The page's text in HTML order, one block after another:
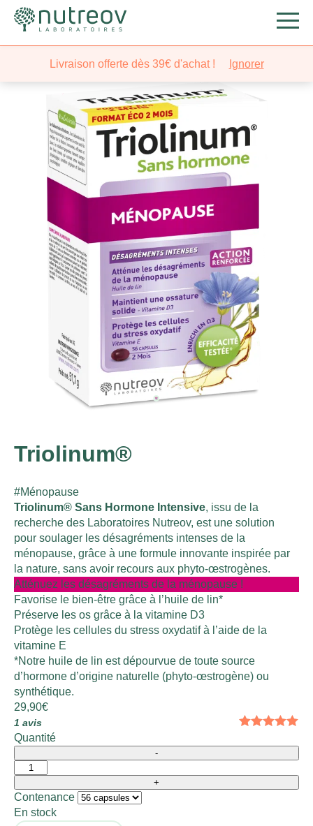
intensive
Triolinum®
#Ménopause
Triolinum® Sans Hormone Intensive, issu de la
recherche des Laboratoires Nutreov, est une solution
pour soulager les désagréments intenses de la
ménopause, grâce à une formule innovante inspirée par
la nature, sans avoir recours aux phyto-œstrogènes.
Atténuez les désagréments de la ménopause !
Favorise le bien-être grâce à l’huile de lin*
Préserve les os grâce à la vitamine D3
Protège les cellules du stress oxydatif à l’aide de la
vitamine E
*Notre huile de lin est dépourvue de toute source
d’hormone d’origine naturelle (phyto-œstrogène) ou
synthétique.
29,90€
1 avis
Quantité
Contenance
En stock
Livraison offerte dès 39€ d'achat ! Ignorer